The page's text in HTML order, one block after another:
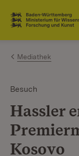
Zum Inhalt
Link zur
Mediathek
Besuch
Hassler
Kosovo